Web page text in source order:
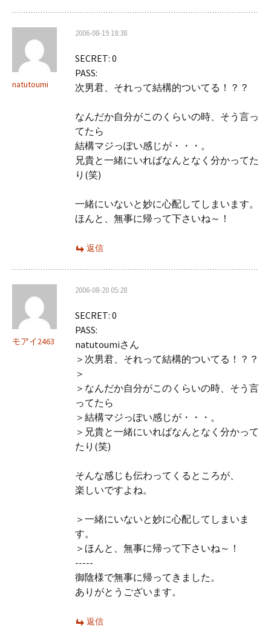
natutoumi
2006-08-19 18:38
SECRET: 0
PASS:
次男君、それって結構的ついてる！？？
なんだか自分がこのくらいの時、そう言っ
てたら
結構マジっぽい感じが・・・。
兄貴と一緒にいればなんとなく分かってた
り(笑)
一緒にいないと妙に心配してしまいます。
ほんと、無事に帰って下さいね～！
返信
モアイ2463
2006-08-20 05:28
SECRET: 0
PASS:
natutoumiさん
＞次男君、それって結構的ついてる！？？
＞
＞なんだか自分がこのくらいの時、そう言
ってたら
＞結構マジっぽい感じが・・・。
＞兄貴と一緒にいればなんとなく分かって
たり(笑)
そんな感じも伝わってくるところが、
楽しいですよね。
＞一緒にいないと妙に心配してしまいま
す。
＞ほんと、無事に帰って下さいね～！
-----
御陰様で無事に帰ってきました。
ありがとうございます。
返信